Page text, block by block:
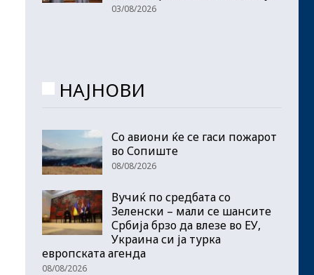
03/08/2026
НАЈНОВИ
Со авиони ќе се гаси пожарот
во Сопиште
08/08/2026
Вучиќ по средбата со
Зеленски – мали се шансите
Србија брзо да влезе во ЕУ,
Украина си ја турка
европската агенда
08/08/2026